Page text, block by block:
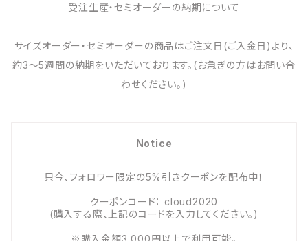
受注生産・セミオーダーの納期について
サイズオーダー・セミオーダーの商品はご注文日(ご入金日)より、
約3～5週間の納期をいただいております。(お急ぎの方はお問い合
わせください。)
Notice
只今、フォロワー限定の5%引きクーポンを配布中！
クーポンコード： cloud2020
(購入する際、上記のコードを入力してください。)
※購入金額3,000円以上で利用可能。